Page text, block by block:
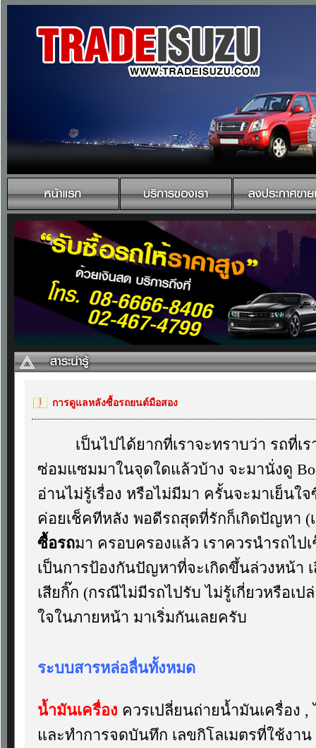
การดูแลหลังซื้อรถยนต์มือสอง
เป็นไปได้ยากที่เราจะทราบว่า รถที่เร
ซ่อมแซมมาในจุดใดแล้วบ้าง จะมานั่งดู
อ่านไม่รู้เรื่อง หรือไม่มีมา ครั้นจะมาเย็นใ
ค่อยเช็คทีหลัง พอดีรถสุดที่รักก็เกิดปัญหา (
ซื้อรถมา ครอบครองแล้ว เราควรนำรถไป
เป็นการป้องกันปัญหาที่จะเกิดขึ้นล่วงหน้า เ
เสียกิ๊ก (กรณีไม่มีรถไปรับ ไม่รู้เกี่ยวหรือเ
ใจในภายหน้า มาเริ่มกันเลยครับ
ระบบสารหล่อลื่นทั้งหมด
น้ำมันเครื่อง ควรเปลี่ยนถ่ายน้ำมันเครื่อง ,
และทำการจดบันทึก เลขกิโลเมตรที่ใช้งา